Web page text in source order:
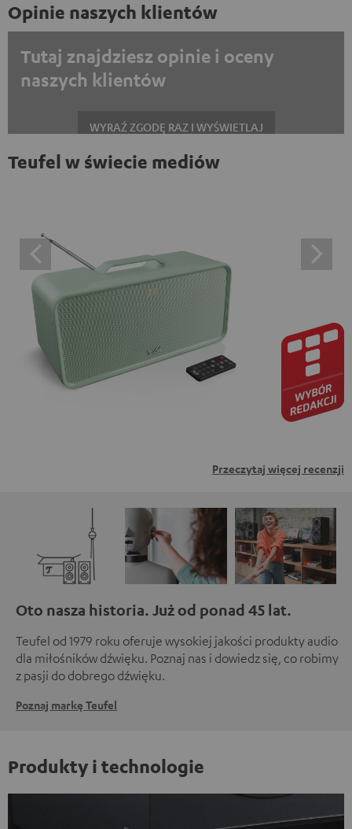
Opinie naszych klientów
Tutaj znajdziesz opinie i oceny
naszych klientów
WYRAŹ ZGODĘ RAZ I WYŚWIETLAJ
Zawsze wyświetlać treści zewnętrzne? Włącz tę opcję w ustawieniach
tutaj za pomocą jednego kliknięcia. Kliknięcie na treść
oznacza wyrażenie zgody na wyświetlanie treści
zewnętrznych. Oznacza to, że dane osobowe mogą być
przesyłane do platform osób trzecich. Więcej informacji
na ten temat można znaleźć w naszej polityce
prywatności.
Teufel w świecie mediów
Przeczytaj więcej recenzji
Oto nasza historia. Już od ponad 45 lat.
Teufel od 1979 roku oferuje wysokiej jakości produkty audio
dla miłośników dźwięku. Poznaj nas i dowiedz się, co robimy
z pasji do dobrego dźwięku.
Poznaj markę Teufel
Produkty i technologie